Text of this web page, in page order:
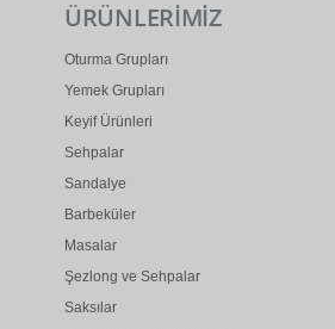
ÜRÜNLERİMİZ
Oturma Grupları
Yemek Grupları
Keyif Ürünleri
Sehpalar
Sandalye
Barbeküler
Masalar
Şezlong ve Sehpalar
Saksılar